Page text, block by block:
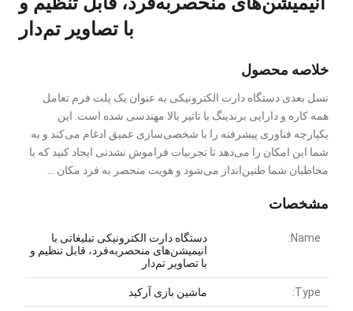
با تصاویر تم‌دار
خلاصه محصول
نسل بعدی دستگاه دارت الکترونیکی به عنوان یک پلت فرم تعامل
همه کاره و دارایی برندینگ با تاثیر بالا مهندسی شده است. این
یکپارچه فناوری پیشرفته را با شخصی‌سازی عمیق ادغام می‌کند و به
شما این امکان را می‌دهد تا تجربیات فراموش نشدنی ایجاد کنید که با
مخاطبان شما طنین‌انداز می‌شود و هویت منحصر به فرد مکان ...
مشخصات
Name:
دستگاه دارت الکترونیکی تبلیغاتی با
انیمیشن‌های منحصربه‌فرد، قابل تنظیم و
با تصاویر تم‌دار
Type: ماشین بازی آرکید